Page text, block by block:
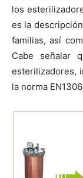
los
es la
familias, así
Cabe señalar
esterilizadores,
la norma